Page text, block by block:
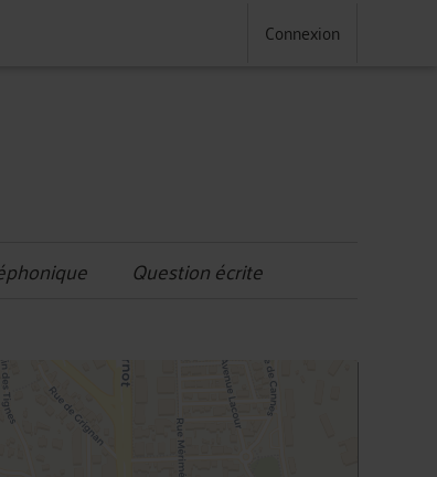
Connexion
Question écrite